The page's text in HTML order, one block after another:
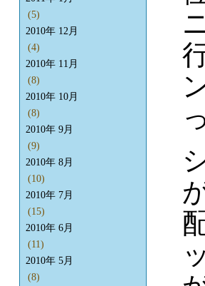
(5)
2010年 12月
(4)
2010年 11月
(8)
2010年 10月
(8)
2010年 9月
(9)
2010年 8月
(10)
2010年 7月
(15)
2010年 6月
(11)
2010年 5月
(8)